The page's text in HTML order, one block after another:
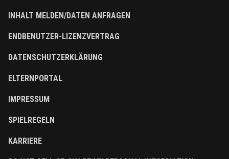
INHALT MELDEN/DATEN ANFRAGEN
ENDBENUTZER-LIZENZVERTRAG
DATENSCHUTZERKLÄRUNG
ELTERNPORTAL
IMPRESSUM
SPIELREGELN
KARRIERE